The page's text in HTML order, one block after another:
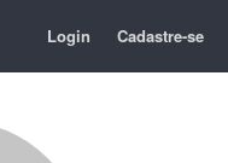
Login Cadastre-se